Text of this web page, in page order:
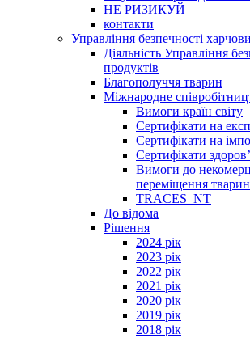
НЕ РИЗИКУЙ
контакти
Управління безпечності
Діяльність Управління
продуктів
Благополуччя тварин
Міжнародне
Вимоги країн світу
Сертифікати на
Сертифікати на
Сертифікати
Вимоги до
переміщення тварин
TRACES_NT
До відома
Рішення
2024 рік
2023 рік
2022 рік
2021 рік
2020 рік
2019 рік
2018 рік